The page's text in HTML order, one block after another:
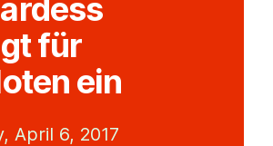
für
ein
April 6, 2017